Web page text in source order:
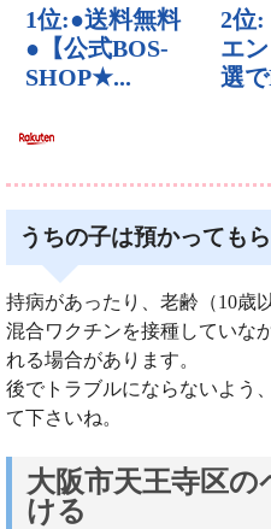
うちの子は預かっても
持病があったり、老齢（10歳
混合ワクチンを接種していな
れる場合があります。
後でトラブルにならないよう
て下さいね。
大阪市天王寺区
ける